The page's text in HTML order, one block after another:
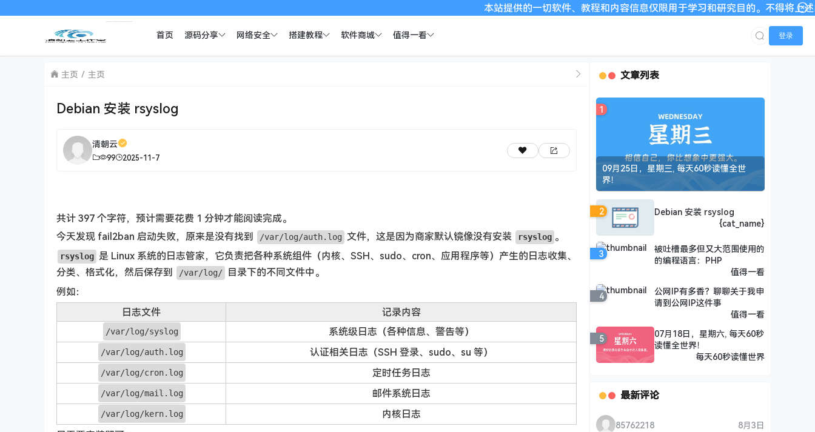
本站提供的一切软件、教程和内容信息仅限用于学习和研究目的。不得将上述内
首页 源码分享 网络安全 搭建教程 软件商城 值得一看 登录
主页 主页
Debian 安装 rsyslog
清朝云
99 2025-11-7
共计 397 个字符，预计需要花费 1 分钟才能阅读完成。
今天发现 fail2ban 启动失败，原来是没有找到
/var/log/auth.log 文件，这是因为商家默认镜像没有安装 rsyslog 。
rsyslog 是 Linux 系统的日志管家，它负责把各种系统组件（内核、SSH、sudo、cron、应用程序等）产生的日志收集、
分类、格式化，然后保存到
/var/log/
目录下的不同文件中。
例如：
日志文件
记录内容
/var/log/syslog 系统级日志（各种信息、警告等）
/var/log/auth.log 认证相关日志（SSH 登录、sudo、su 等）
/var/log/cron.log 定时任务日志
/var/log/mail.log 邮件系统日志
/var/log/kern.log
内核日志
文章列表
1
09月25日，星期三, 每天60秒读懂全世
界！
2
Debian 安装 rsyslog
{cat_name}
3
被吐槽最多但又大范围使用的
的编程语言：PHP
值得一看
4
公网IP有多香？聊聊关于我申
请到公网IP这件事
值得一看
5
07月18日，星期六, 每天60秒
读懂全世界！
每天60秒读懂世界
最新评论
85762218 8月3日